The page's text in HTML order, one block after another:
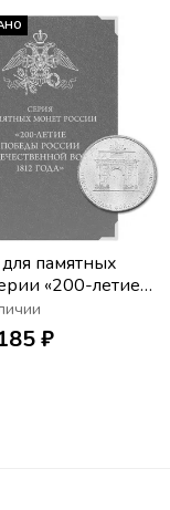
памятных
«200-летие
в
войне
₽